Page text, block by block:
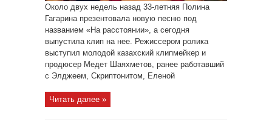
Около двух недель назад 33-летняя Полина
Гагарина презентовала новую песню под
названием «На расстоянии», а сегодня
выпустила клип на нее. Режиссером ролика
выступил молодой казахский клипмейкер и
продюсер Медет Шаяхметов, ранее работавший
с Элджеем, Скриптонитом, Еленой
Читать далее »